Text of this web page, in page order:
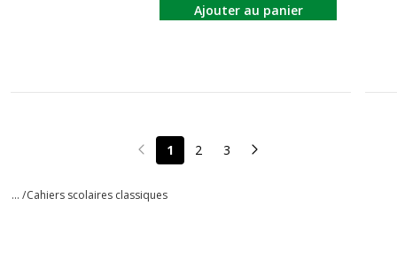
Ajouter au panier
Page précédente
1 2 3 Page suivante
... /Cahiers scolaires classiques